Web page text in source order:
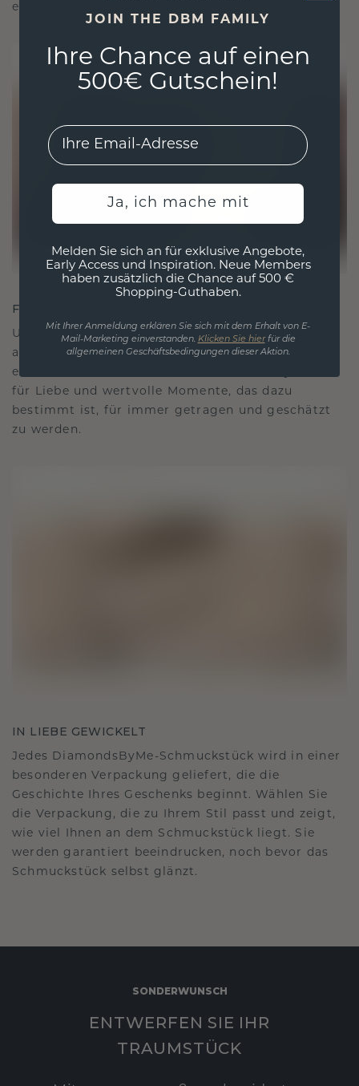
ethisch wie exquisit ist.
FÜR VERBINDUNGEN GESCHAFFEN
Unsere Designphilosophie ist auf Verbindung
ausgelegt, wobei jedes Stück so gestaltet ist, dass
es die Zeit überdauert. Es wird zu Ihrem Symbol
für Liebe und wertvolle Momente, das dazu
bestimmt ist, für immer getragen und geschätzt
zu werden.
IN LIEBE GEWICKELT
Jedes DiamondsByMe-Schmuckstück wird in einer
besonderen Verpackung geliefert, die die
Geschichte Ihres Geschenks beginnt. Wählen Sie
die Verpackung, die zu Ihrem Stil passt und zeigt,
wie viel Ihnen an dem Schmuckstück liegt. Sie
werden garantiert beeindrucken, noch bevor das
Schmuckstück selbst glänzt.
SONDERWUNSCH
ENTWERFEN SIE IHR
TRAUMSTÜCK
JOIN THE DBM FAMILY
Ihre Chance auf einen
500€ Gutschein!
EMail
Ja, ich mache mit
Melden Sie sich an für exklusive Angebote,
Early Access und Inspiration. Neue Members
haben zusätzlich die Chance auf 500 €
Shopping-Guthaben.
Mit Ihrer Anmeldung erklären Sie sich mit dem Erhalt von E-
Mail-Marketing einverstanden. Klicken Sie hierfür die
allgemeinen Geschäftsbedingungen dieser Aktion.